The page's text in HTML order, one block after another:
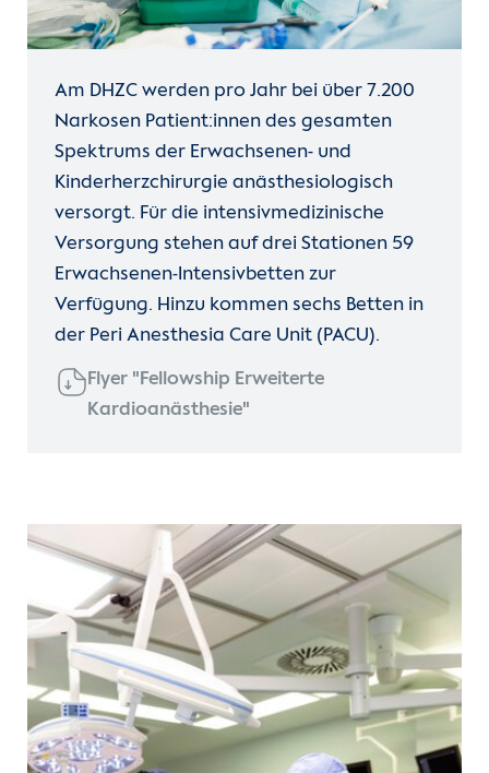
Am DHZC werden pro Jahr bei über 7.200
Narkosen Patient:innen des gesamten
Spektrums der Erwachsenen- und
Kinderherzchirurgie anästhesiologisch
versorgt. Für die intensivmedizinische
Versorgung stehen auf drei Stationen 59
Erwachsenen-Intensivbetten zur
Verfügung. Hinzu kommen sechs Betten in
der Peri Anesthesia Care Unit (PACU).
Flyer "Fellowship Erweiterte
Kardioanästhesie"